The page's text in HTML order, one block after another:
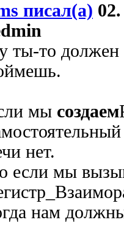
писал(а)
ты-то должен
мы создаем
нет.
если мы
нам